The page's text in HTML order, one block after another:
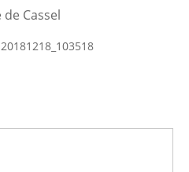
20181218_103518